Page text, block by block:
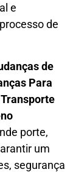
e
de
de
Para
Transporte
porte,
um
segurança